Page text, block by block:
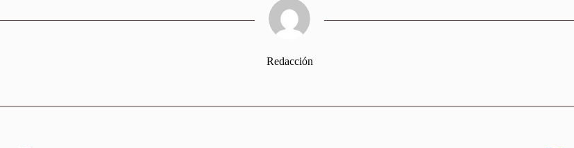
Redacción